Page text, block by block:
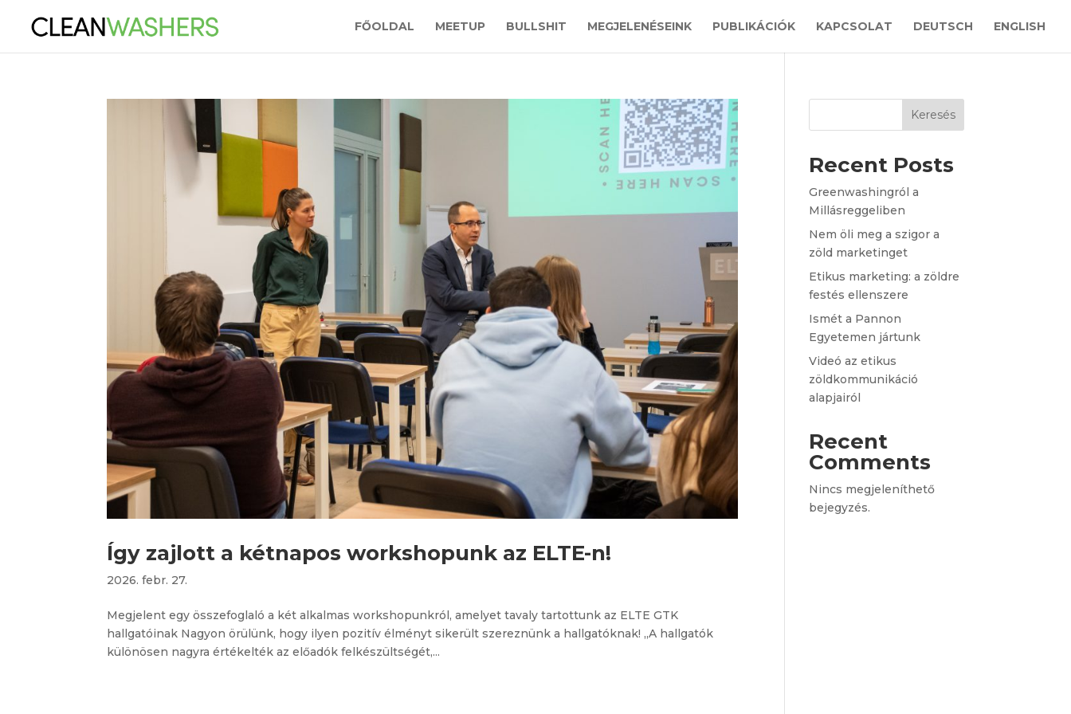
FŐOLDAL MEETUP BULLSHIT MEGJELENÉSEINK PUBLIKÁCIÓK KAPCSOLAT DEUTSCH ENGLISH
Így zajlott a kétnapos workshopunk az ELTE-n!
2026. febr. 27.
Megjelent egy összefoglaló a két alkalmas workshopunkról, amelyet tavaly tartottunk az ELTE GTK
hallgatóinak Nagyon örülünk, hogy ilyen pozitív élményt sikerült szereznünk a hallgatóknak! „A hallgatók
különösen nagyra értékelték az előadók felkészültségét,...
Keresés
Recent Posts
Greenwashingról a
Millásreggeliben
Nem öli meg a szigor a
zöld marketinget
Etikus marketing: a zöldre
festés ellenszere
Ismét a Pannon
Egyetemen jártunk
Videó az etikus
zöldkommunikáció
alapjairól
Recent
Comments
Nincs megjeleníthető
bejegyzés.